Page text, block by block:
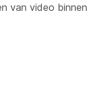
van video binnen